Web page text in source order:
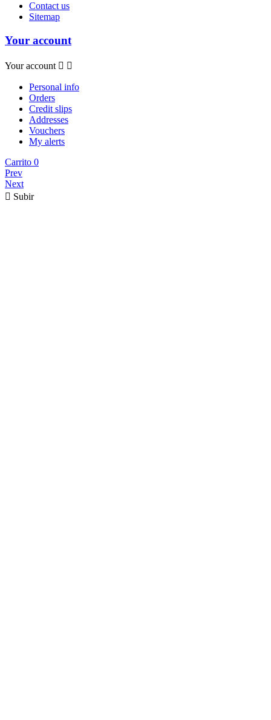
Contact us
Sitemap
Your account
Your account  
Personal info
Orders
Credit slips
Addresses
Vouchers
My alerts
Carrito 0
Prev
Next
 Subir